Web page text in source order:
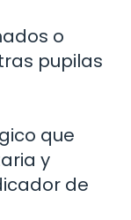
o
pupilas
que
y
de